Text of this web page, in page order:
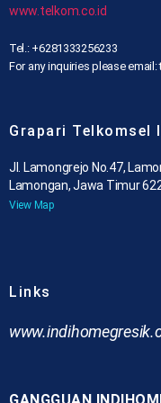
www.telkom.co.id
Tel.: +6281333256233
For any inquiries please
Grapari Telkomsel
Jl. Lamongrejo No.47,
Lamongan, Jawa Timur
View Map
Links